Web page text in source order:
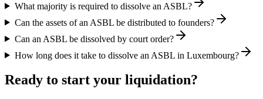
What majority is required to dissolve an ASBL?
Can the assets of an ASBL be distributed to founders?
Can an ASBL be dissolved by court order?
How long does it take to dissolve an ASBL in Luxembourg?
Ready to start your liquidation?